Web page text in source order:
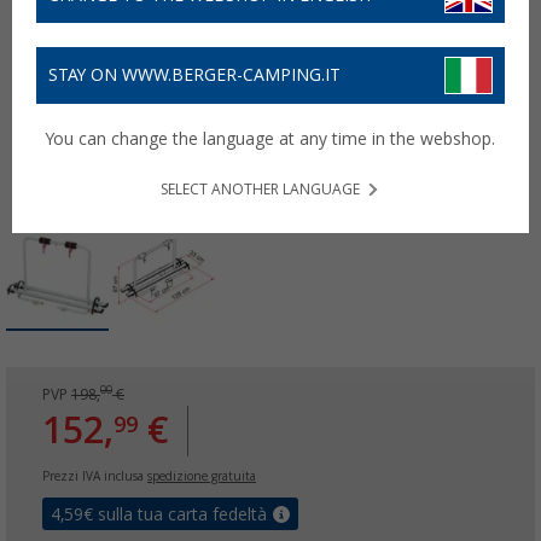
PVP 198,00€
152,99 €
Prezzi IVA inclusa spedizione gratuita
4,59€ sulla tua carta fedeltà
STAY ON WWW.BERGER-CAMPING.IT
You can change the language at any time in the webshop.
SELECT ANOTHER LANGUAGE